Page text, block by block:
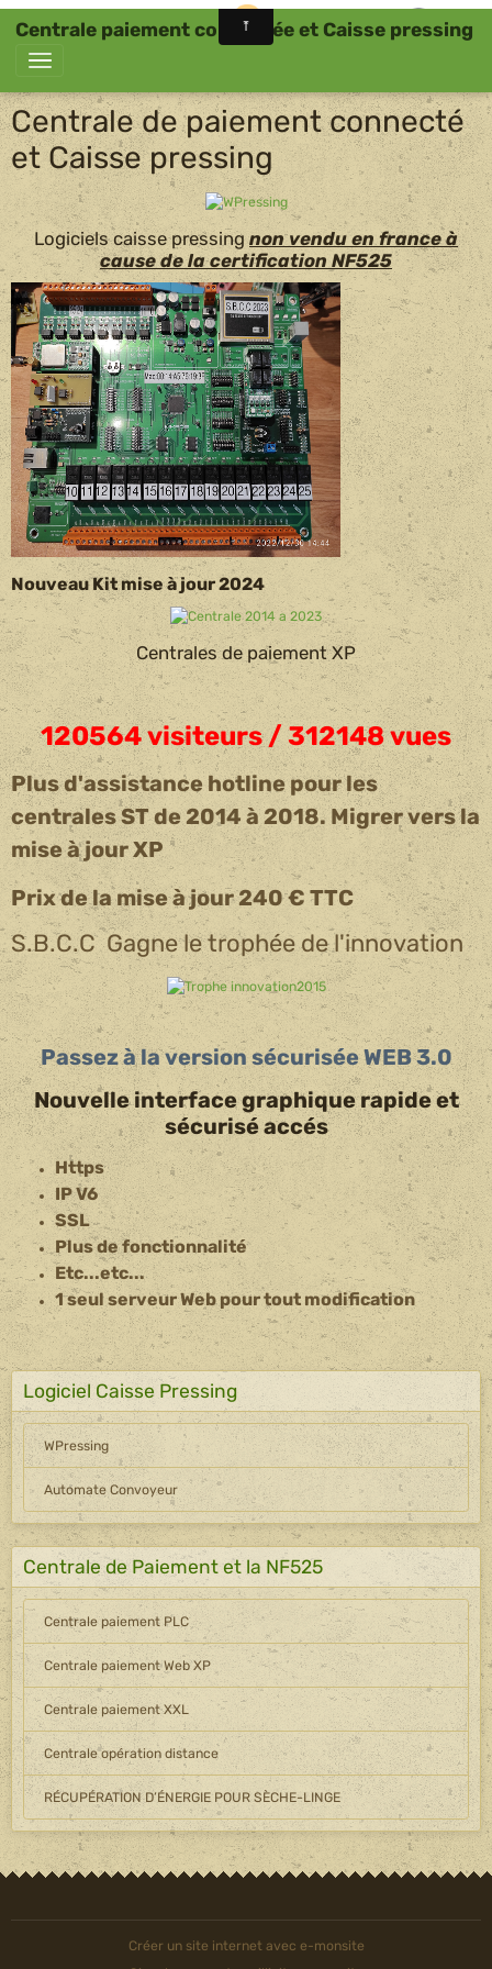
Centrale paiement connectée et Caisse pressing
Centrale de paiement connecté
et Caisse pressing
Logiciels caisse pressingnon vendu en france à
cause de la certification NF525
Nouveau Kit mise à jour 2024
Centrales de paiement XP
120564visiteurs / 312148vues
Plus d'assistance hotline pour les
centrales ST de 2014 à 2018. Migrer vers la
mise à jour XP
Prix de la mise à jour 240 € TTC
S.B.C.C Gagne le trophée de l'innovation
Passez à la version sécuriséeWEB 3.0
Nouvelle interface graphique rapide et
sécurisé accés
Https
IP V6
SSL
Plus de fonctionnalité
Etc...etc...
1 seul serveur Web pour tout modification
Logiciel Caisse Pressing
WPressing
Automate Convoyeur
Centrale de Paiement et la NF525
Centrale paiement PLC
Centrale paiement Web XP
Centrale paiement XXL
Centrale opération distance
RÉCUPÉRATION D’ÉNERGIE POUR SÈCHE-LINGE
Créer un site internet avec e-monsite